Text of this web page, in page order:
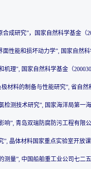
成研究”，国家自然科学基金（
性能和损坏动力学”, 国家自然
机理", 国家自然科学基金（
材料的制备与性能研究”, 省自然
检测技术研究”, 国家海洋局第一
响”, 青岛双瑞防腐防污工程有限
”, 晶体材料国家重点实验室开放
测量”, 中国船舶重工业公司七二